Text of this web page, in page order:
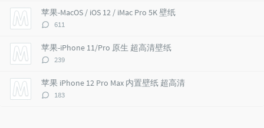
i
c
l
e
s
n
s
数：
苹果-MacOS / iOS 12 / iMac Pro 5K 壁纸
评
数：
611
苹果-iPhone 11/Pro 原生 超高清壁纸
评
数：
239
苹果 iPhone 12 Pro Max 内置壁纸 超高清
评
183